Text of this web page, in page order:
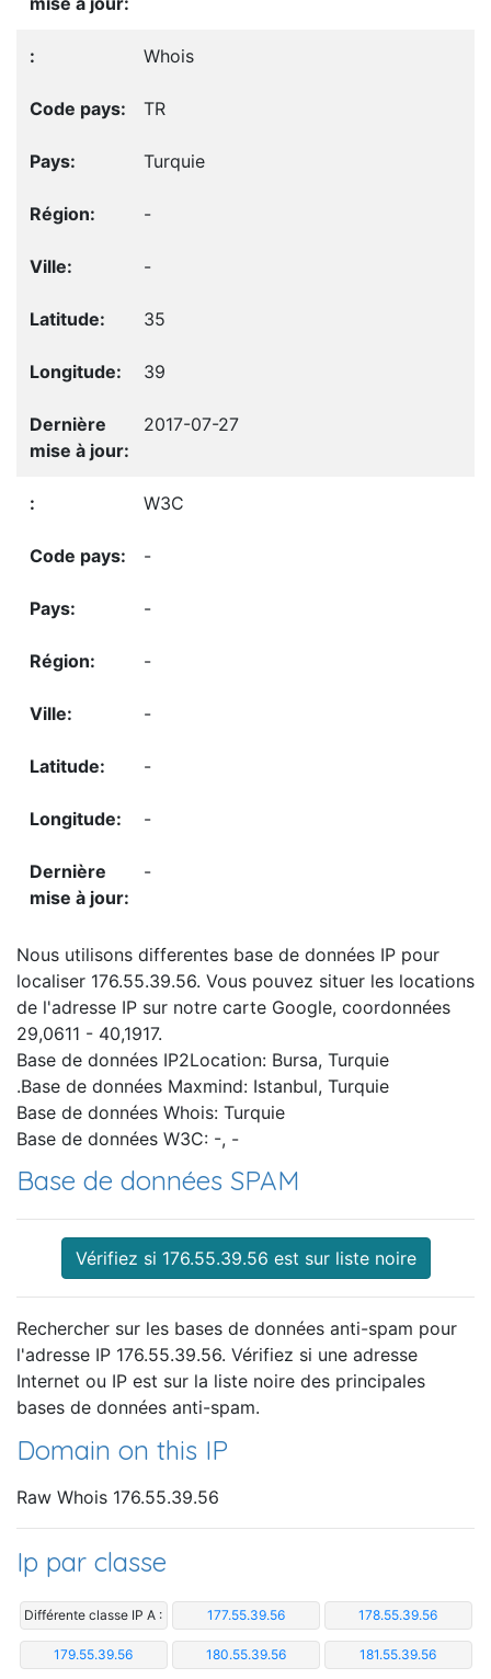
Whois
TR
Turquie
-
-
35
39
2017-07-27
W3C
-
-
-
-
-
-
-
Nous utilisons differentes base de données IP pour
localiser 176.55.39.56. Vous pouvez situer les locations
de l'adresse IP sur notre carte Google, coordonnées
29,0611 - 40,1917.
Base de données IP2Location: Bursa, Turquie
.Base de données Maxmind: Istanbul, Turquie
Base de données Whois: Turquie
Base de données W3C: -, -
Base de données SPAM
Vérifiez si 176.55.39.56 est sur liste noire
Rechercher sur les bases de données anti-spam pour
l'adresse IP 176.55.39.56. Vérifiez si une adresse
Internet ou IP est sur la liste noire des principales
bases de données anti-spam.
Domain on this IP
Raw Whois 176.55.39.56
Ip par classe
Différente classe IP A : 177.55.39.56 178.55.39.56
179.55.39.56 180.55.39.56 181.55.39.56